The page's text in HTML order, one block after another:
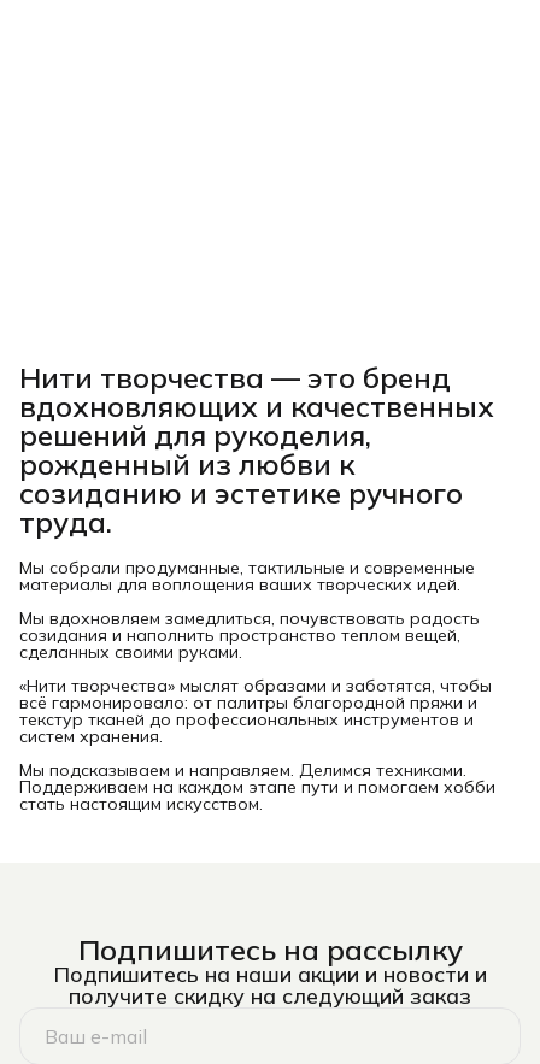
Нити творчества — это бренд
вдохновляющих и качественных
решений для рукоделия,
рожденный из любви к
созиданию и эстетике ручного
труда.
Мы собрали продуманные, тактильные и современные
материалы для воплощения ваших творческих идей.
Мы вдохновляем замедлиться, почувствовать радость
созидания и наполнить пространство теплом вещей,
сделанных своими руками.
«Нити творчества» мыслят образами и заботятся, чтобы
всё гармонировало: от палитры благородной пряжи и
текстур тканей до профессиональных инструментов и
систем хранения.
Мы подсказываем и направляем. Делимся техниками.
Поддерживаем на каждом этапе пути и помогаем хобби
стать настоящим искусством.
Подпишитесь на рассылку
Подпишитесь на наши акции и новости и
получите скидку на следующий заказ